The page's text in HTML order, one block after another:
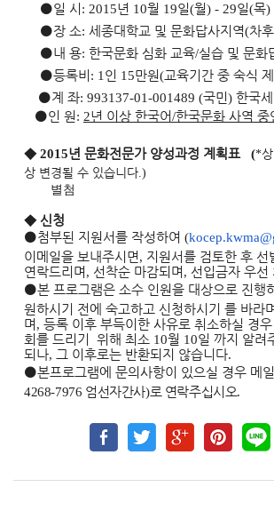
⚫일 시 : 2015년 10월 19일(월) - 29일(목)
⚫장 소: 세종대학교 및 문화답사지역(차
⚫내 용: 한국문화 심화 교육/실습 및 문화
⚫등록비 : 1 인 15만원(교육기간 중 숙식
⚫계 좌: 993137-01-001489 (국민 ) 한국세
⚫인 원 : 2년 이상 한국어/한국문화 사역 중
◆ 2015년 문화전문가 양성과정 계획표 (*
상 변경될 수 있습니다 .)
별첨
◆ 신청
⚫첨부된 지원서를 작성하여 (
이메일을 보내주시면, 지원 서를 검토한 후 선
연락드리며 , 선착순 마감되며 , 선입금자 우선
⚫본 프로그램은 소수 인원을 대상으로 진행
원하시기 전에 숙고하고 신청하시기 를 바라며
며 , 등록 이후 부득이한 사유로 취소하실 경우
회를 드리기 위해 최소 10월 10일 까지 알려
되나, 그 이후로는 반환되지 않습니다.
⚫본프로그램에 문의사항이 있으실 경우 메일
4268-7976 엄선자간사)로 연락주십시오.